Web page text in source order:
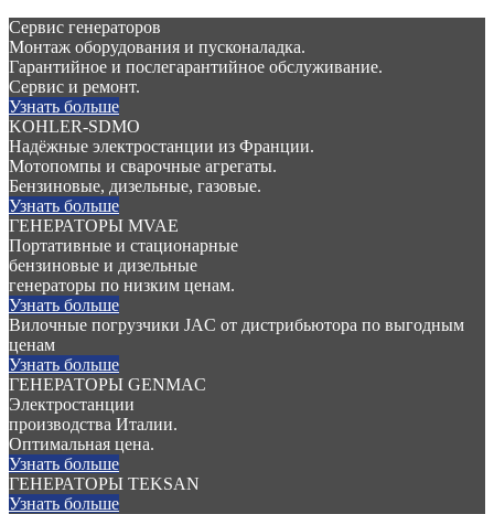
Сервис генераторов
Монтаж оборудования и пусконаладка.
Гарантийное и послегарантийное обслуживание.
Сервис и ремонт.
Узнать больше
KOHLER-SDMO
Надёжные электростанции из Франции.
Мотопомпы и сварочные агрегаты.
Бензиновые, дизельные, газовые.
Узнать больше
ГЕНЕРАТОРЫ MVAE
Портативные и стационарные
бензиновые и дизельные
генераторы по низким ценам.
Узнать больше
Вилочные погрузчики JAC от дистрибьютора по выгодным
ценам
Узнать больше
ГЕНЕРАТОРЫ GENMAC
Электростанции
производства Италии.
Оптимальная цена.
Узнать больше
ГЕНЕРАТОРЫ TEKSAN
Узнать больше